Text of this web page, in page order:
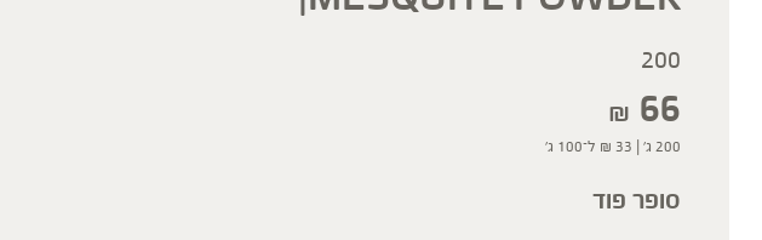
200
₪ 66
200 ג' | ₪ 33 ל־100 ג'
סופר פוד